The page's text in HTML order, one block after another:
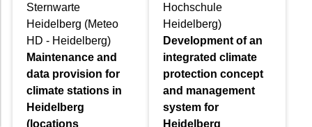
Sternwarte
Heidelberg (Meteo
HD - Heidelberg)
Maintenance and
data provision for
climate stations in
Heidelberg
(locations
Hochschule
Heidelberg)
Development of an
integrated climate
protection concept
and management
system for
Heidelberg